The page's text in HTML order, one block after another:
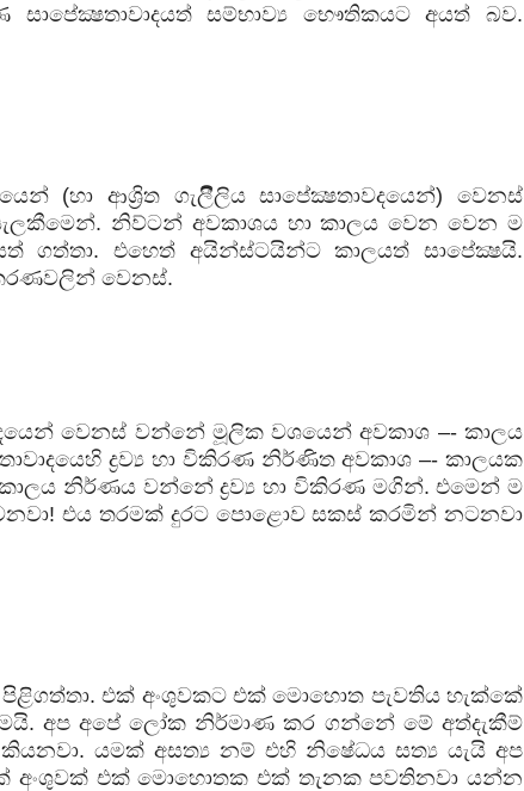
සම්භාව්‍ය භෞතිකයට අයත් බව.
(හා ආශ්‍රිත ගැලීිලිය සාපේක්‍ෂතාවදයෙන්) වෙනස්
නිව්ටන් අවකාශය හා කාලය වෙන වෙන ම
ගත්තා. එහෙත් අයින්ස්ටයින්ට කාලයත් සාපේක්‍ෂයි.
වෙනස්.
වෙනස් වන්නේ මූලික වශයෙන් අවකාශ –- කාලය
ද්‍රව්‍ය හා විකිරණ නිර්ණිත අවකාශ –- කාලයක
කාලය නිර්ණය වන්නේ ද්‍රව්‍ය හා විකිරණ මගින්. එමෙන් ම
එය තරමක් දුරට පොළොව සකස් කරමින් නටනවා
එක් අංශුවකට එක් මොහොත පැවතිය හැක්කේ
අප අපේ ලෝක නිර්මාණ කර ගන්නේ මේ අත්දැකීම්
යමක් අසත්‍ය නම් එහි නිෂේධය සත්‍ය යැයි අප
අංශුවක් එක් මොහොතක එක් තැනක පවතිනවා යන්න